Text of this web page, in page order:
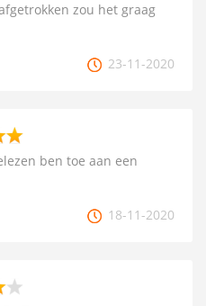
zou het graag
23-11-2020
ben toe aan een
18-11-2020